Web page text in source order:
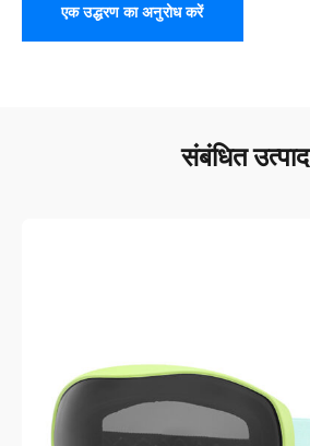
एक उद्धरण का अनुरोध करें
संबंधित उत्पाद